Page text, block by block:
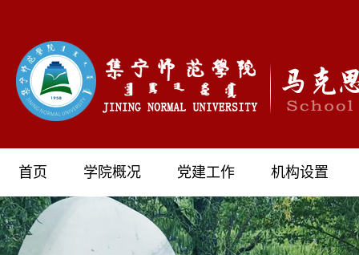
首页 学院概况 党建工作 机构设置